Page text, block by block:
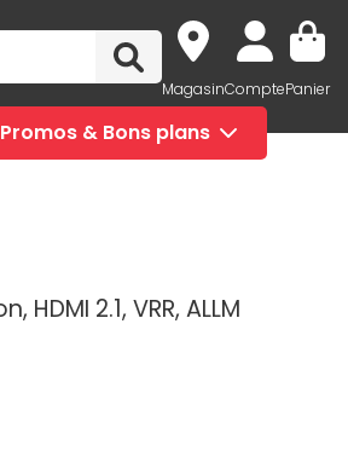
MagasinComptePanier
Promos & Bons plans
2.1, VRR, ALLM